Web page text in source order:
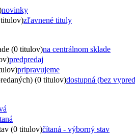
novinky
zľavnené tituly
(0 titulov)na centrálnom sklade
predpredaj
pripravujeme
(0 titulov)dostupná (bez
(0 titulov)čítaná - výborný stav